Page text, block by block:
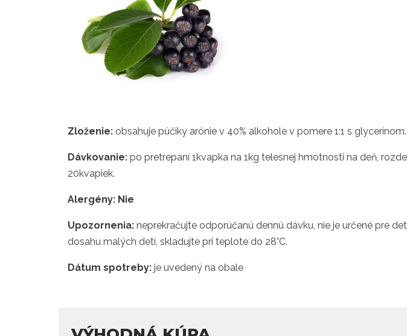
Zloženie: obsahuje púčiky arónie v 40% alkohole v pomere 1:1 s glycerínom.
Dávkovanie: po pretrepaní 1kvapka na 1kg telesnej hmotnosti na deň,
20kvapiek.
Alergény: Nie
Upozornenia: neprekračujte odporúčanú dennú dávku, nie je určené pre
dosahu malých detí, skladujte pri teplote do 28°C.
Dátum spotreby: je uvedený na obale